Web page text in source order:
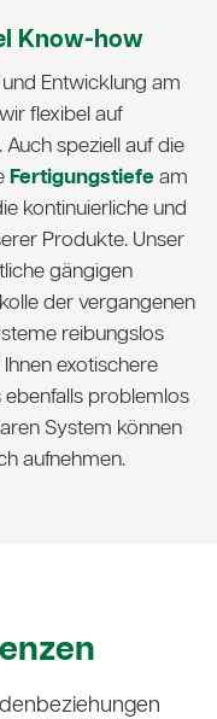
Know-how
Entwicklung am
flexibel auf
speziell auf die
Fertigungstiefe am
kontinuierliche und
Produkte. Unser
gängigen
der vergangenen
reibungslos
exotischere
ebenfalls problemlos
System können
aufnehmen.